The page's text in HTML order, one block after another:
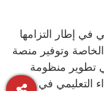
في إطار التزامها
وتوفير منصة
تطوير منظومة
التعليمي في